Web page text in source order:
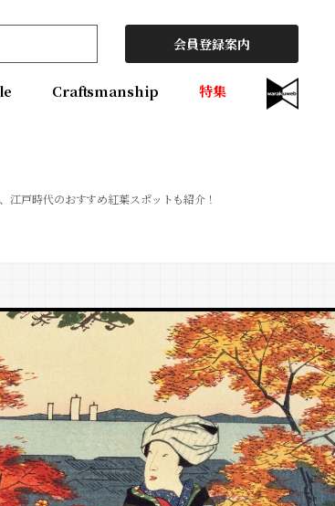
会員登録案内
Craftsmanship 特集
江戸時代のおすすめ紅葉スポットも紹介！